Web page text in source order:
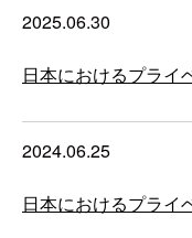
2025.06.30
日本におけるプライ
2024.06.25
日本におけるプライ